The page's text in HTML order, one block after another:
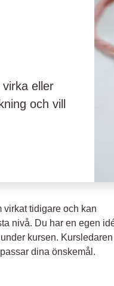
eller
och vill
virkat tidigare och kan
nivå. Du har en egen
kursen. Kursledaren
dina önskemål.